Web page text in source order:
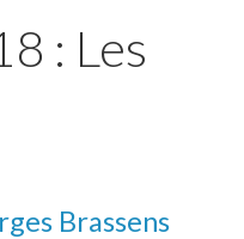
: Les
Brassens